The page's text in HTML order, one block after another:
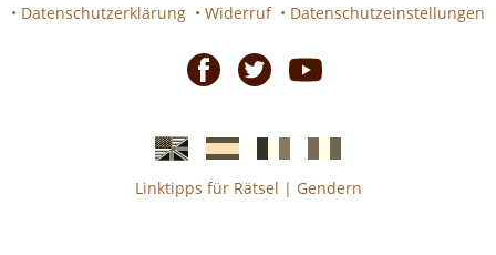
• Datenschutzerklärung • Widerruf • Datenschutzeinstellungen
EnglischeSpanischefranzösicheitalienische
Linktipps für Rätsel | Gendern